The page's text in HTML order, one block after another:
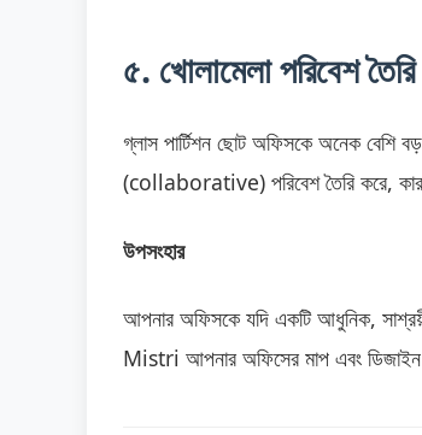
৫. খোলামেলা পরিবেশ
গ্লাস পার্টিশন ছোট অফিসকে অনেক বেশি
(collaborative) পরিবেশ তৈরি করে,
উপসংহার
আপনার অফিসকে যদি একটি আধুনিক,
Mistri আপনার অফিসের মাপ এবং ডিজাইন